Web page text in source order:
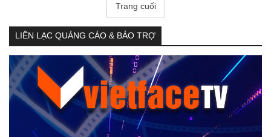
Trang cuối
LIÊN LẠC QUẢNG CÁO & BẢO TRỢ